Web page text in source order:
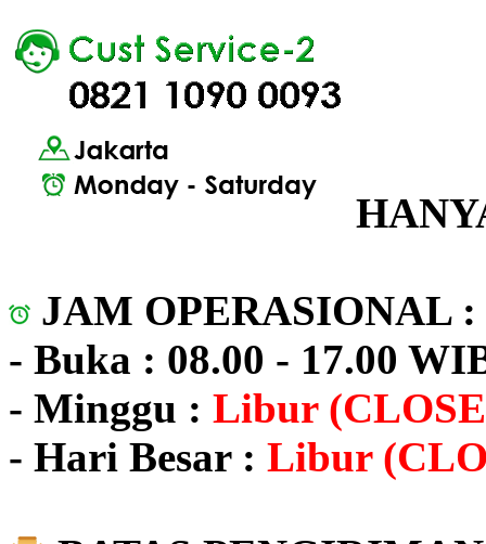
JAM OPERASIONAL :
- Buka : 08.00 - 17.00
- Minggu : Libur
- Hari Besar : Libur